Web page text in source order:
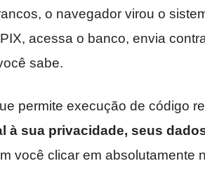
o navegador virou o
acessa o banco, envia
sabe.
permite execução de código
à sua privacidade, seus
você clicar em absolutamente